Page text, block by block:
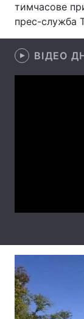
тимчасове
прес-служба
ВІДЕО